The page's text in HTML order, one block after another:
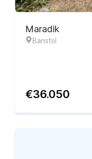
Maradik
Banstol
€36.050